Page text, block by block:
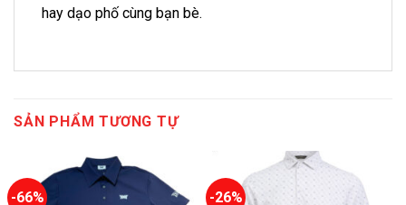
hay dạo phố cùng bạn bè.
SẢN PHẨM TƯƠNG TỰ
-66% -26%